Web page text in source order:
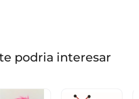
podria interesar